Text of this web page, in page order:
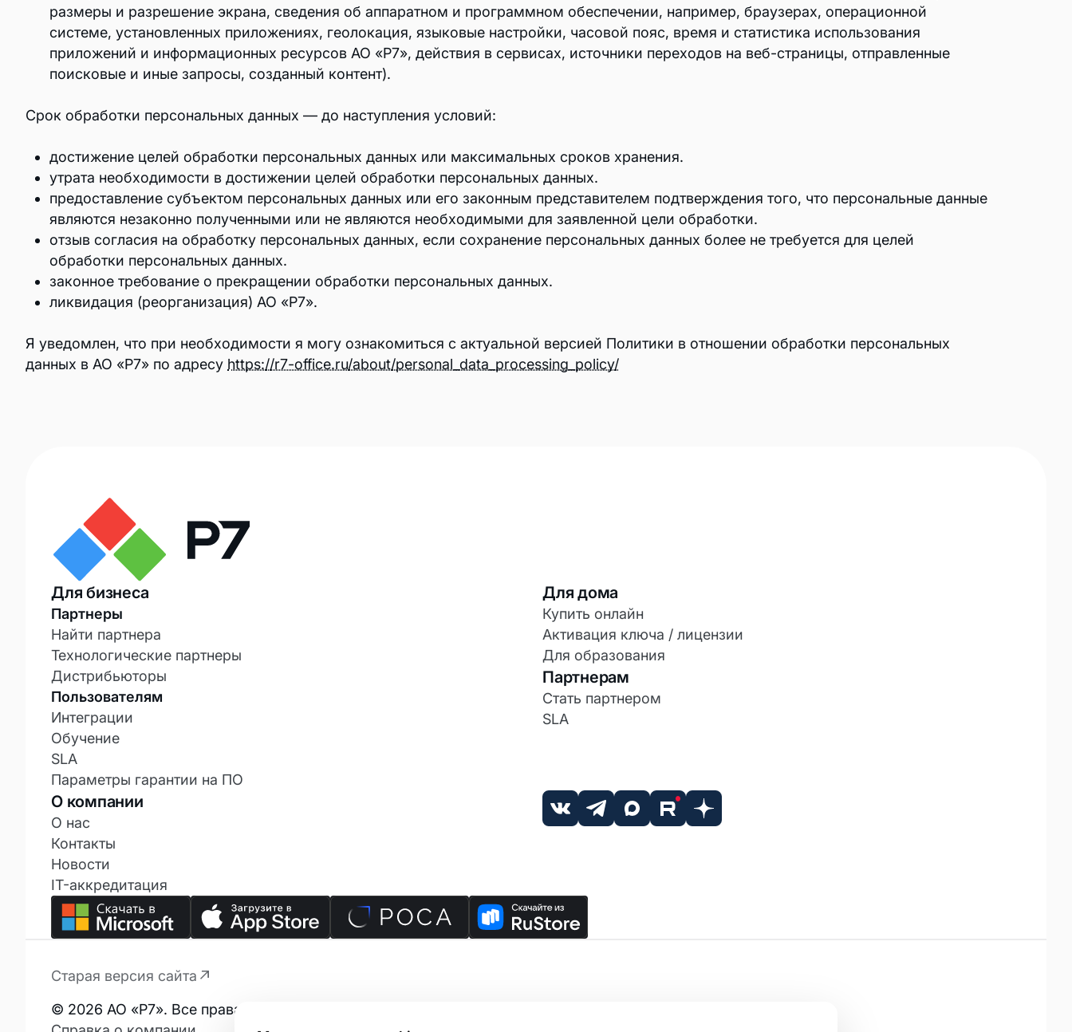
ВІ и аналитика
Аналитика
Найти партнера
Технологические партнеры
Интеграции
Обновления
Расширенная техподдержка
Новости
Контакты
О нас
Награды
Карьера в Р7
Отзывы
Тарифы
размеры и разрешение экрана, сведения об аппаратном и программном обеспечении, например, браузерах, операционной
системе, установленных приложениях, геолокация, языковые настройки, часовой пояс, время и статистика использования
приложений и информационных ресурсов АО «Р7», действия в сервисах, источники переходов на веб-страницы, отправленные
поисковые и иные запросы, созданный контент).
Срок обработки персональных данных — до наступления условий:
достижение целей обработки персональных данных или максимальных сроков хранения.
утрата необходимости в достижении целей обработки персональных данных.
предоставление субъектом персональных данных или его законным представителем подтверждения того, что персональные данные
являются незаконно полученными или не являются необходимыми для заявленной цели обработки.
отзыв согласия на обработку персональных данных, если сохранение персональных данных более не требуется для целей
обработки персональных данных.
законное требование о прекращении обработки персональных данных.
ликвидация (реорганизация) АО «Р7».
Я уведомлен, что при необходимости я могу ознакомиться с актуальной версией Политики в отношении обработки персональных
данных в АО «Р7» по адресу https://r7-office.ru/about/personal_data_processing_policy/
Для бизнеса
Партнеры
Найти партнера
Технологические партнеры
Дистрибьюторы
Пользователям
Интеграции
Обучение
SLA
Параметры гарантии на ПО
Для дома
Купить онлайн
Активация ключа / лицензии
Для образования
Партнерам
Стать партнером
SLA
О компании
О нас
Контакты
Новости
IT-аккредитация
Старая версия сайта
© 2026 АО «Р7». Все права защищены.